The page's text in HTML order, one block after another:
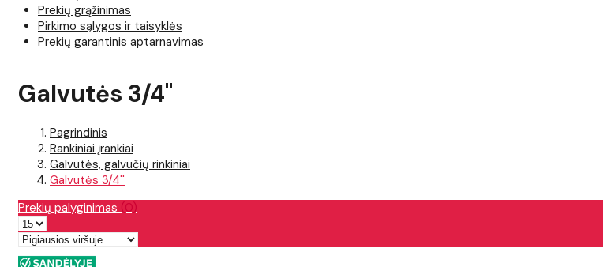
Prekių grąžinimas
Pirkimo sąlygos ir taisyklės
Prekių garantinis aptarnavimas
Galvutės 3/4''
Pagrindinis
Rankiniai įrankiai
Galvutės, galvučių rinkiniai
Galvutės 3/4''
Prekių palyginimas (0)